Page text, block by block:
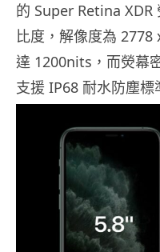
的 Super Retina XDR
比度，解像度為
達 1200nits，而熒幕
支援 IP68 耐水防塵標